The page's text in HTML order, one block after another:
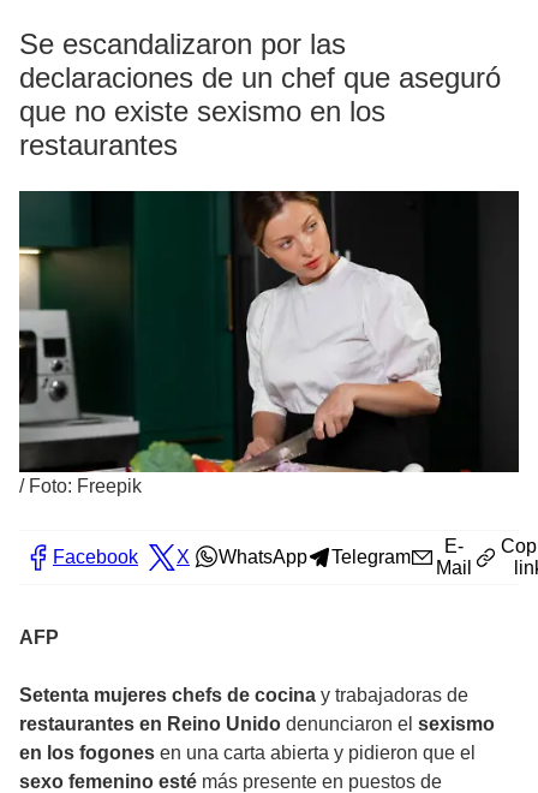
Se escandalizaron por las
declaraciones de un chef que aseguró
que no existe sexismo en los
restaurantes
/ Foto: Freepik
Facebook X WhatsApp Telegram
E-
Mail
AFP
Setenta mujeres chefs de cocina y trabajadoras de
restaurantes en Reino Unido denunciaron el sexismo
en los fogones en una carta abierta y pidieron que el
sexo femenino esté más presente en puestos de